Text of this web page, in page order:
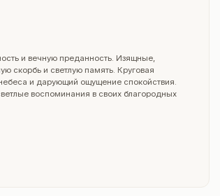
и вечную преданность. Изящные,
скорбь и светлую память. Круговая
и дарующий ощущение спокойствия.
воспоминания в своих благородных